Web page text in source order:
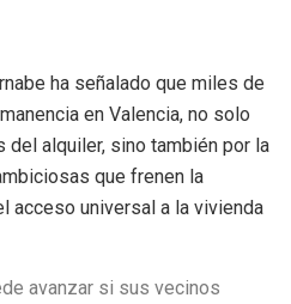
ha señalado que miles de
en Valencia, no solo
alquiler, sino también por la
que frenen la
acceso universal a la vivienda
avanzar si sus vecinos